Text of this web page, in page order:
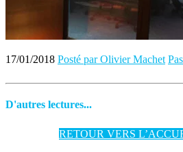
17/01/2018 Posté par Olivier Machet
D'autres lectures...
RETOUR VERS